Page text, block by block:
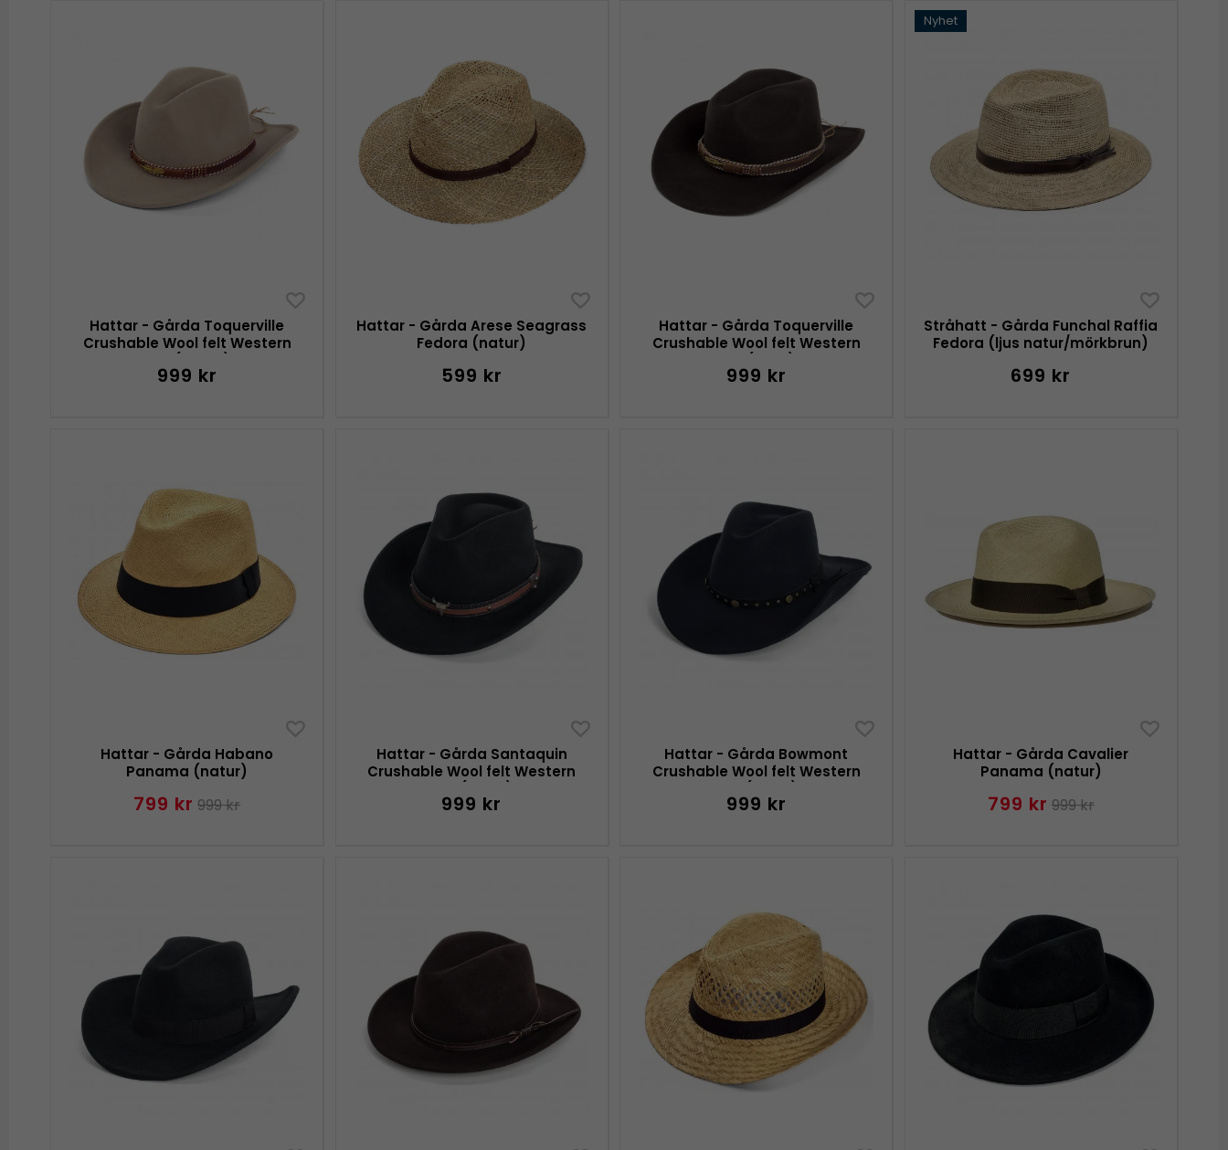
Hattar - Gårda Toquerville
Crushable Wool felt Western
hat (beige)
999 kr
Hattar - Gårda Arese Seagrass
Fedora (natur)
599 kr
Hattar - Gårda Toquerville
Crushable Wool felt Western
hat (brun)
999 kr
Nyhet
Stråhatt - Gårda Funchal Raffia
Fedora (ljus natur/mörkbrun)
699 kr
Hattar - Gårda Habano
Panama (natur)
799 kr 999 kr
Hattar - Gårda Santaquin
Crushable Wool felt Western
999 kr
Hattar - Gårda Bowmont
Crushable Wool felt Western
999 kr
Hattar - Gårda Cavalier
Panama (natur)
799 kr 999 kr